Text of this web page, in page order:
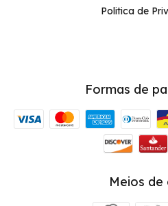
Politica de
Formas de
Meios de